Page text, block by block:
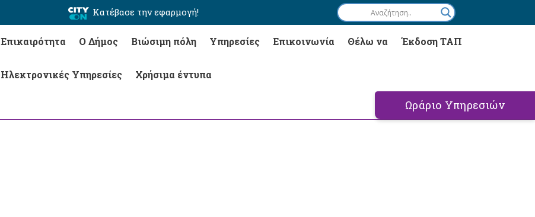
Κατέβασε την εφαρμογή!
Επικαιρότητα Ο Δήμος Βιώσιμη πόλη Υπηρεσίες Επικοινωνία Θέλω να Έκδοση ΤΑΠ
Ηλεκτρονικές Υπηρεσίες Χρήσιμα έντυπα
Ωράριο Υπηρεσιών